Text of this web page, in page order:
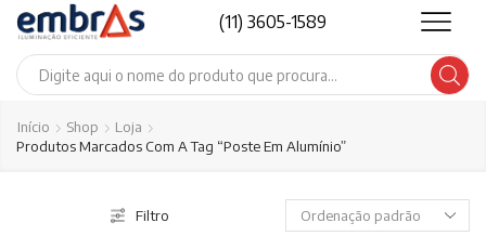
(11) 3605-1589
Search
Início Shop
Loja
Produtos Marcados Com A Tag “poste Em Alumínio”
Filtro